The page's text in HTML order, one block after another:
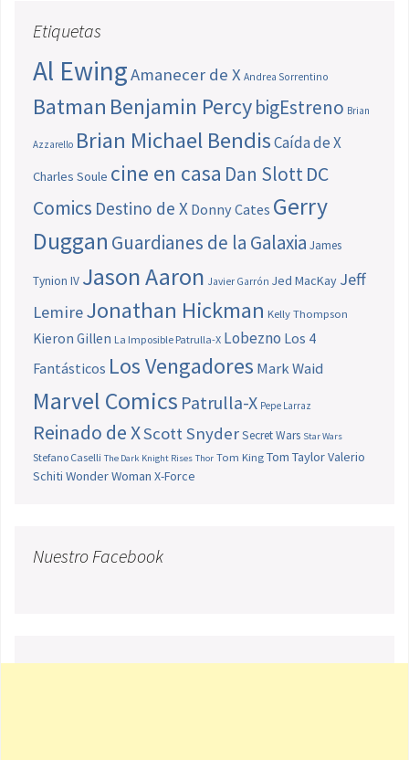
Etiquetas
Al EwingAmanecer de X Andrea Sorrentino
Batman Benjamin PercybigEstreno Brian
Azzarello Brian Michael BendisCaída de X
Charles Soule cine en casa Dan SlottDC
Comics Destino de X Donny Cates Gerry
Duggan Guardianes de la Galaxia James
Tynion IV Jason Aaron Javier Garrón Jed MacKay Jeff
LemireJonathan Hickman Kelly Thompson
Kieron Gillen La Imposible Patrulla-X Lobezno Los 4
Fantásticos Los Vengadores Mark Waid
Marvel Comics Patrulla-X Pepe Larraz
Reinado de XScott SnyderSecret Wars Star Wars
Stefano Caselli The Dark Knight Rises Thor Tom King Tom TaylorValerio
Schiti Wonder Woman X-Force
Nuestro Facebook